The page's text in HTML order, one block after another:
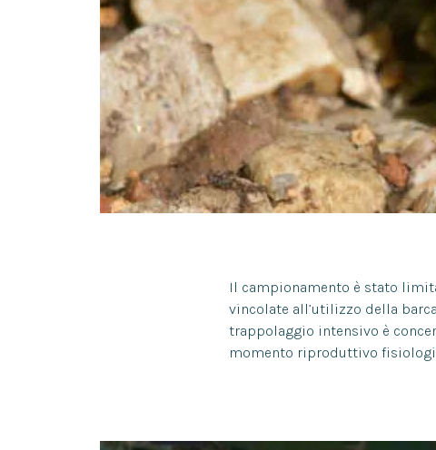
Il campionamento è stato
vincolate all’utilizzo della
trappolaggio intensivo è
momento riproduttivo